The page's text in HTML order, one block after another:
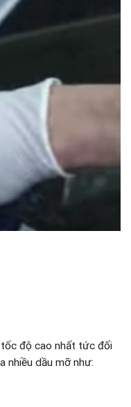
tốc độ cao nhất tức đối
nhiều dầu mỡ như: